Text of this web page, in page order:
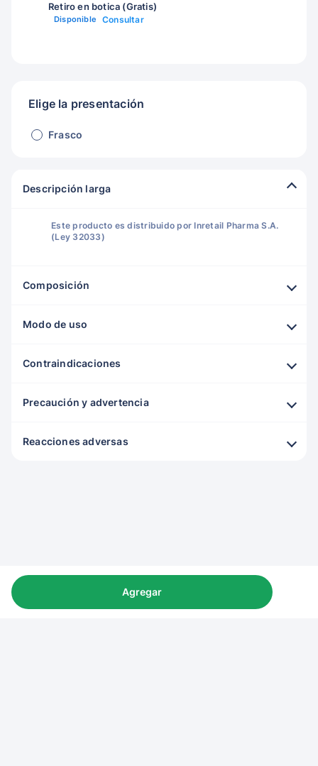
Retiro en botica (Gratis)
Disponible Consultar
Elige la presentación
Frasco
Descripción larga
Este producto es distribuido por Inretail Pharma S.A.
(Ley 32033)
Composición
Modo de uso
Contraindicaciones
Precaución y advertencia
Reacciones adversas
Agregar